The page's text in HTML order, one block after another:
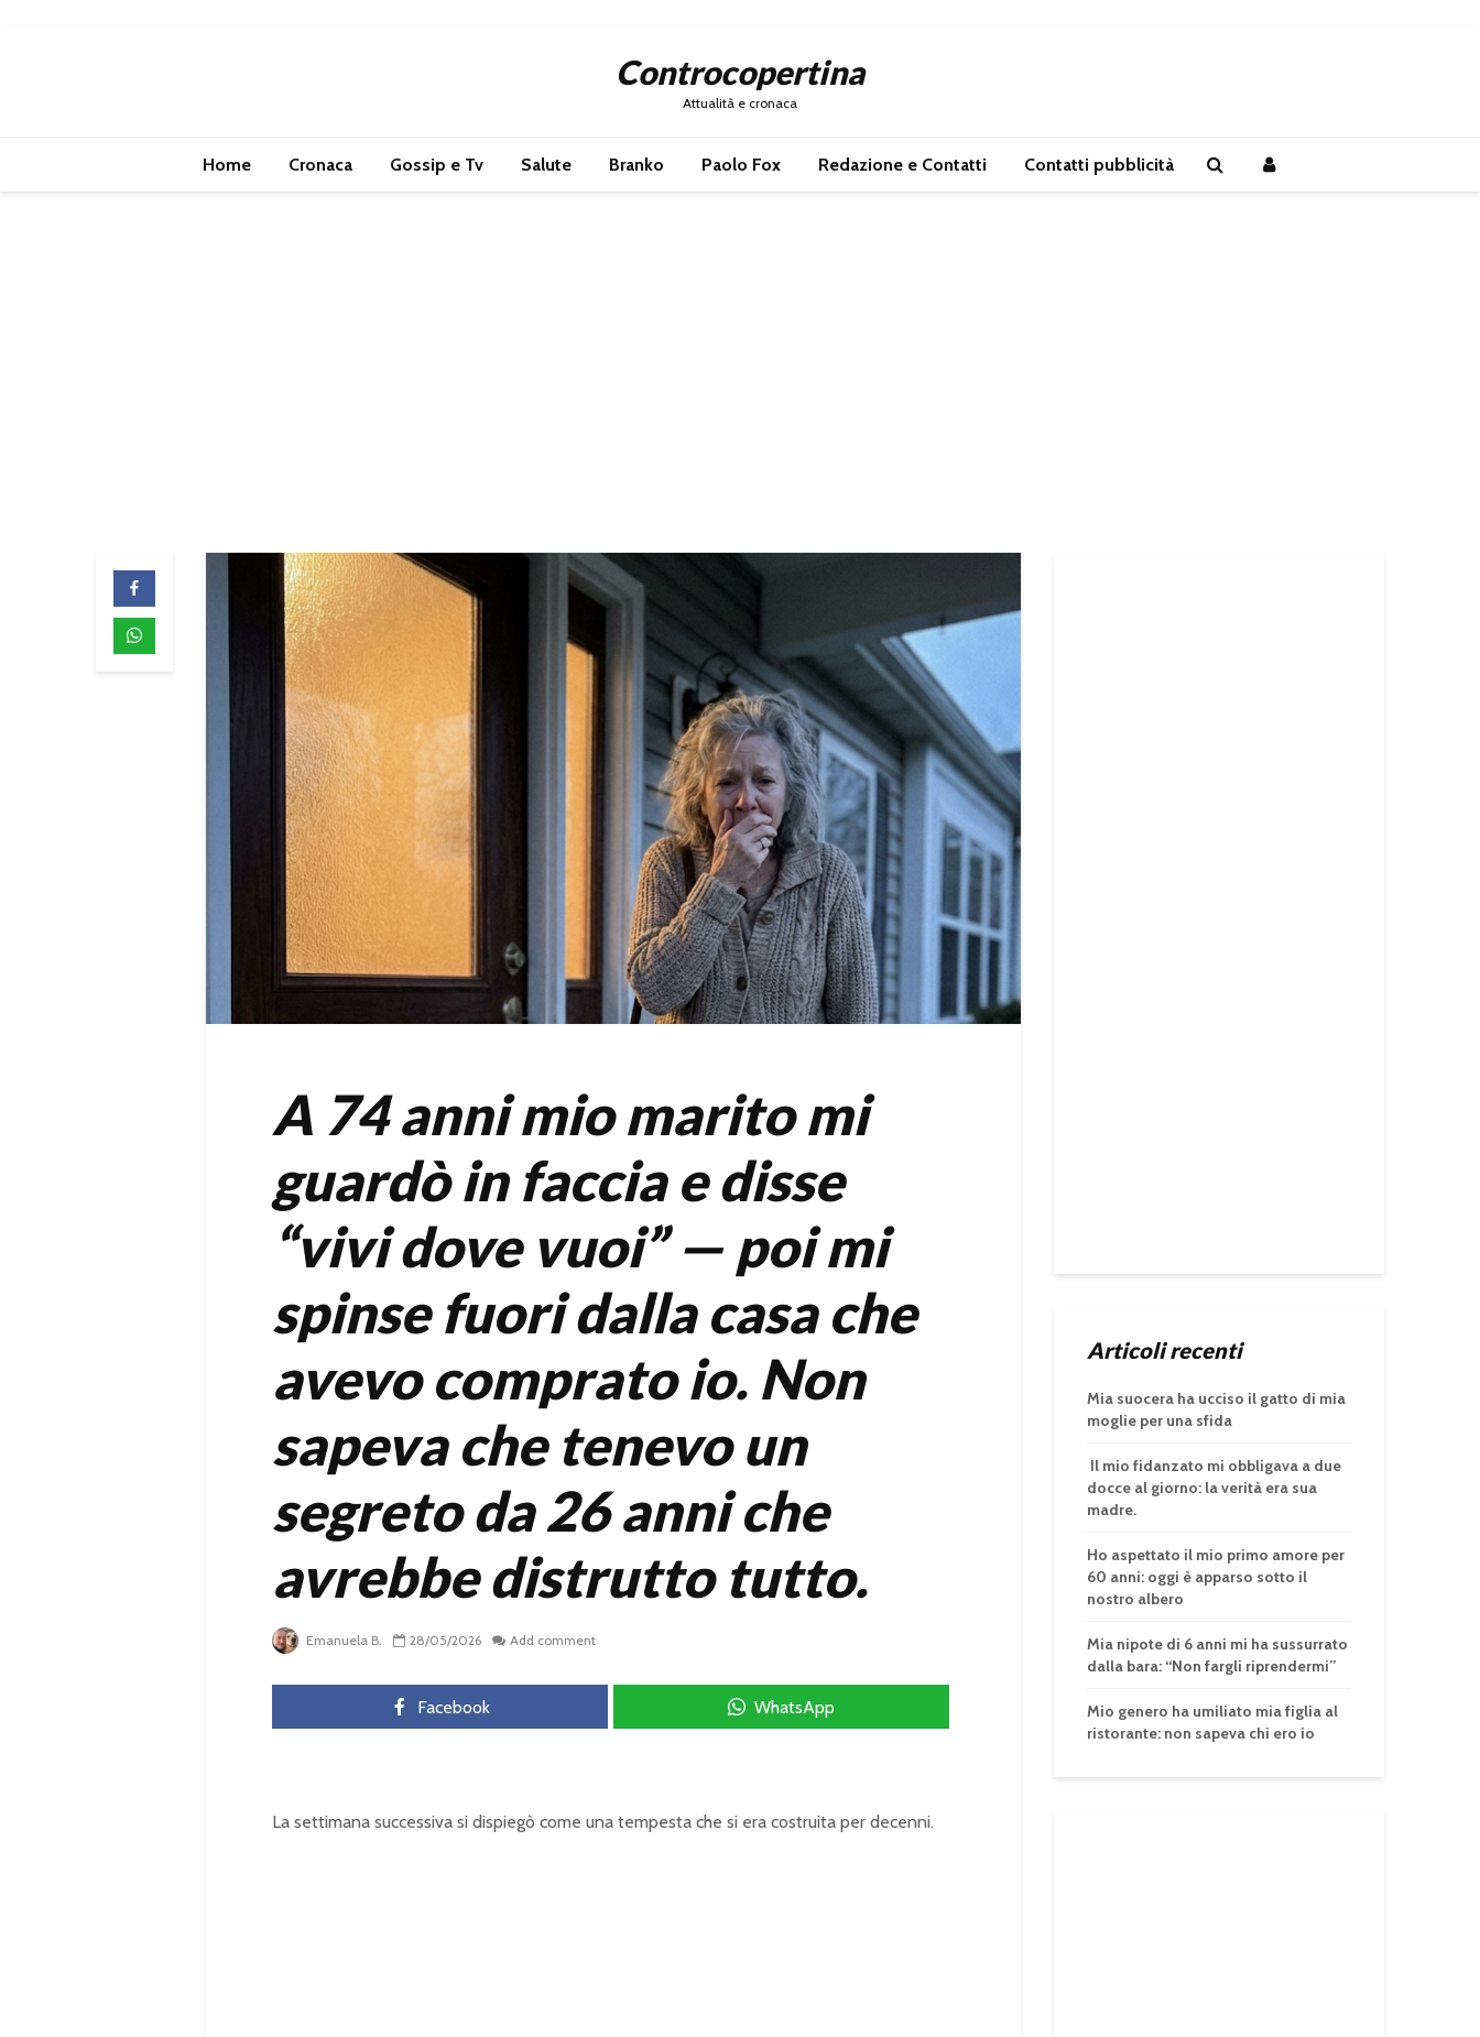
Controcopertina
Attualità e cronaca
Home Cronaca Gossip e Tv Salute Branko Paolo Fox Redazione e Contatti Contatti pubblicità
A 74 anni mio marito mi
guardò in faccia e disse
“vivi dove vuoi” — poi mi
spinse fuori dalla casa che
avevo comprato io. Non
sapeva che tenevo un
segreto da 26 anni che
avrebbe distrutto tutto.
Emanuela B. 28/05/2026 Add comment
Facebook WhatsApp
La settimana successiva si dispiegò come una tempesta che si era costruita per decenni.
Articoli recenti
Mia suocera ha ucciso il gatto di mia
moglie per una sfida
Il mio fidanzato mi obbligava a due
docce al giorno: la verità era sua
madre.
Ho aspettato il mio primo amore per
60 anni: oggi è apparso sotto il
nostro albero
Mia nipote di 6 anni mi ha sussurrato
dalla bara: “Non fargli riprendermi”
Mio genero ha umiliato mia figlia al
ristorante: non sapeva chi ero io